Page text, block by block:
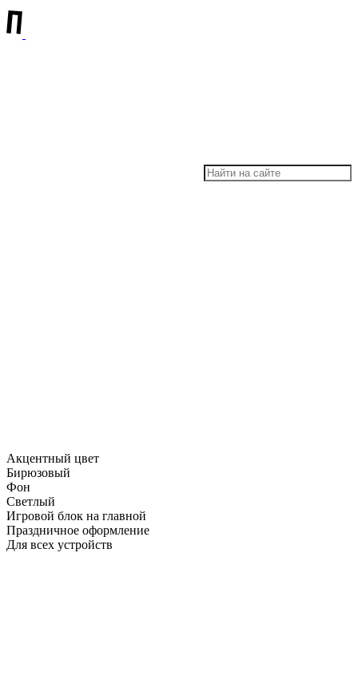
Акцентный цвет
Бирюзовый
Фон
Светлый
Игровой блок на главной
Праздничное оформление
Для всех устройств